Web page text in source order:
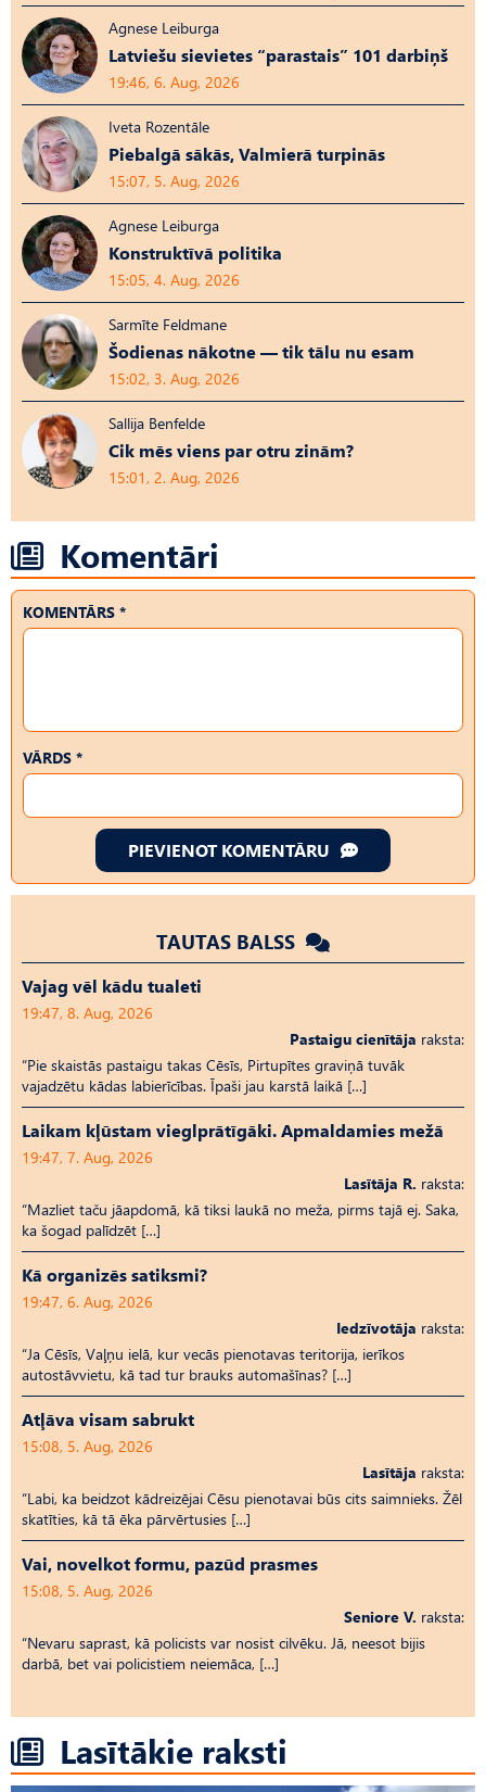
Agnese Leiburga
Latviešu sievietes “parastais” 101 darbiņš
19:46, 6. Aug, 2026
Iveta Rozentāle
Piebalgā sākās, Valmierā turpinās
15:07, 5. Aug, 2026
Agnese Leiburga
Konstruktīvā politika
15:05, 4. Aug, 2026
Sarmīte Feldmane
Šodienas nākotne — tik tālu nu esam
15:02, 3. Aug, 2026
Sallija Benfelde
Cik mēs viens par otru zinām?
15:01, 2. Aug, 2026
Komentāri
KOMENTĀRS *
VĀRDS *
PIEVIENOT KOMENTĀRU
TAUTAS BALSS
Vajag vēl kādu tualeti
19:47, 8. Aug, 2026
Pastaigu cienītāja raksta:
“Pie skaistās pastaigu takas Cēsīs, Pirtupītes graviņā tuvāk
vajadzētu kādas labierīcības. Īpaši jau karstā laikā […]
Laikam kļūstam vieglprātīgāki. Apmaldamies mežā
19:47, 7. Aug, 2026
Lasītāja R. raksta:
“Mazliet taču jāapdomā, kā tiksi laukā no meža, pirms tajā ej. Saka,
ka šogad palīdzēt […]
Kā organizēs satiksmi?
19:47, 6. Aug, 2026
Iedzīvotāja raksta:
“Ja Cēsīs, Vaļņu ielā, kur vecās pienotavas teritorija, ierīkos
autostāvvietu, kā tad tur brauks automašīnas? […]
Atļāva visam sabrukt
15:08, 5. Aug, 2026
Lasītāja raksta:
“Labi, ka beidzot kādreizējai Cēsu pienotavai būs cits saimnieks. Žēl
skatīties, kā tā ēka pārvērtusies […]
Vai, novelkot formu, pazūd prasmes
15:08, 5. Aug, 2026
Seniore V. raksta:
“Nevaru saprast, kā policists var nosist cilvēku. Jā, neesot bijis
darbā, bet vai policistiem neiemāca, […]
Lasītākie raksti